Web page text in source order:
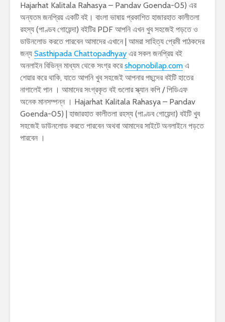
Hajarhat Kalitala Rahasya – Pandav Goenda-05) এর
অন্যতম জনপ্রিয় একটি বই। বাংলা ভাষায় প্রকাশিত হাজারহাত কালীতলা
রহস্য (পাণ্ডব গোয়েন্দা) বইটির PDF আপনি এখন খুব সহজেই পড়তে ও
ডাউনলোড করতে পারবেন আমাদের এখানে | আমরা সাহিত্য প্রেমী পাঠকদের
জন্য Sasthipada Chattopadhyay এর সকল জনপ্রিয় বই
অনলাইন বিভিন্ন মাধ্যম থেকে সংগ্র করেshopnobilap.com এ
শেয়ার করে থাকি, যাতে আপনি খুব সহজেই আপনার পছন্দের বইটি হাতের
নাগালেই পান । আমাদের সংগ্রকৃত বই গুলোর স্ক্যান কপি / পিডিএফ
অনেক মানসম্পন্ন । Hajarhat Kalitala Rahasya – Pandav
Goenda-05) | হাজারহাত কালীতলা রহস্য (পাণ্ডব গোয়েন্দা) বইটি খুব
সহজেই ডাউনলোড করতে পারবেন অথবা আমাদের সাইটে অনলাইনে পড়তে
পারবেন ।